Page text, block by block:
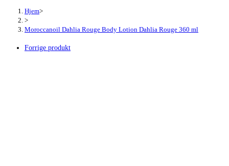
Hjem>
>
Moroccanoil Dahlia Rouge Body Lotion Dahlia Rouge 360 ml
Forrige produkt